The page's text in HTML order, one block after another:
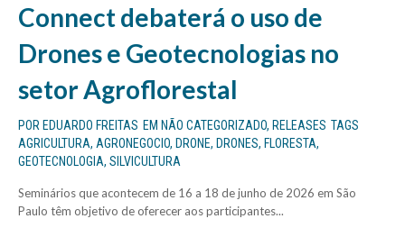
Connect debaterá o uso de
Drones e Geotecnologias no
setor Agroflorestal
POR EDUARDO FREITAS EM NÃO CATEGORIZADO, RELEASES TAGS
AGRICULTURA, AGRONEGOCIO, DRONE, DRONES, FLORESTA,
GEOTECNOLOGIA, SILVICULTURA
Seminários que acontecem de 16 a 18 de junho de 2026 em São
Paulo têm objetivo de oferecer aos participantes...